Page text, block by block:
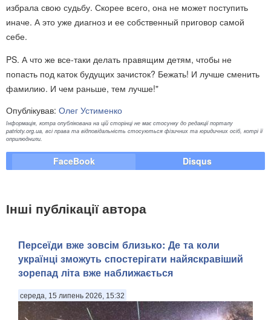
избрала свою судьбу. Скорее всего, она не может поступить
иначе. А это уже диагноз и ее собственный приговор самой
себе.
PS. А что же все-таки делать правящим детям, чтобы не
попасть под каток будущих зачисток? Бежать! И лучше сменить
фамилию. И чем раньше, тем лучше!"
Опублікував: Олег Устименко
Інформація, котра опублікована на цій сторінці не має стосунку до редакції порталу
patrioty.org.ua, всі права та відповідальність стосуються фізичних та юридичних осіб, котрі її
оприлюднили.
FaceBook Disqus
Інші публікації автора
Персеїди вже зовсім близько: Де та коли
українці зможуть спостерігати найяскравіший
зорепад літа вже наближається
середа, 15 липень 2026, 15:32